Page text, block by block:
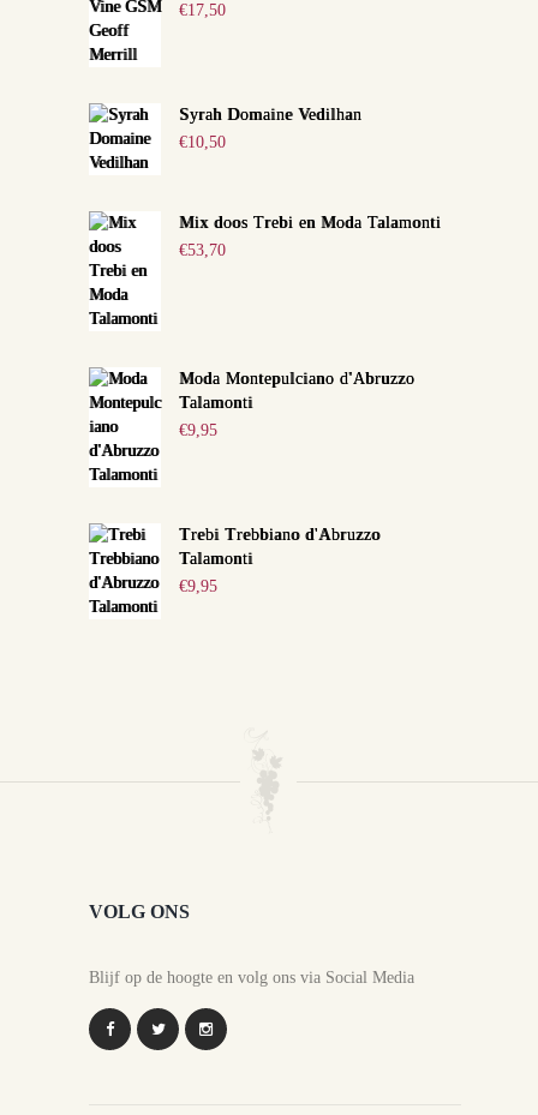
€17,50
Syrah Domaine Vedilhan
€10,50
Mix doos Trebi en Moda Talamonti
€53,70
Moda Montepulciano d'Abruzzo
Talamonti
€9,95
Trebi Trebbiano d'Abruzzo
Talamonti
€9,95
VOLG ONS
Blijf op de hoogte en volg ons via Social Media